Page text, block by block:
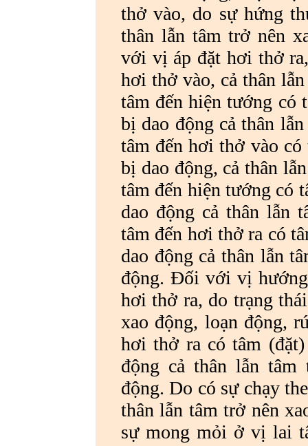
thở vào, do sự hứng
thân lẫn tâm trở nên
với vị áp đặt hơi thở
hơi thở vào, cả thân
tâm đến hiện tướng có
bị dao động cả thân
tâm đến hơi thở vào
bị dao động, cả thân
tâm đến hiện tướng có
dao động cả thân lẫn
tâm đến hơi thở ra có
dao động cả thân lẫn
động. Đối với vị
hơi thở ra, do trạng
xao động, loạn động,
hơi thở ra có tâm
động cả thân lẫn
động. Do có sự chạy
thân lẫn tâm trở nên
sự mong mỏi ở vị lai